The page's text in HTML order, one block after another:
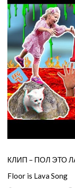
КЛИП – ПОЛ ЭТО
Floor is Lava Song